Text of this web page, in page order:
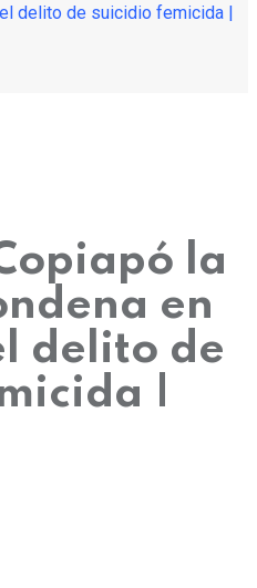
delito de suicidio femicida |
la
en
delito de
|